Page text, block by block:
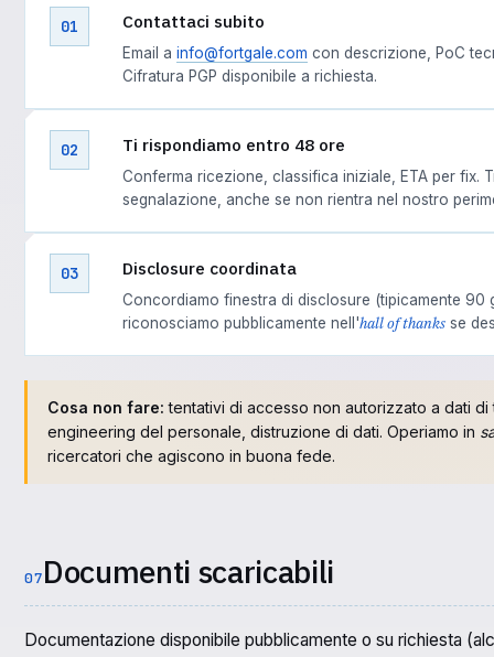
01 Contattaci subito
Email a info@fortgale.com con descrizione, PoC
Cifratura PGP disponibile a richiesta.
02 Ti rispondiamo entro 48 ore
Conferma ricezione, classifica iniziale, ETA per fix.
segnalazione, anche se non rientra nel nostro
03 Disclosure coordinata
Concordiamo finestra di disclosure (tipicamente 90
riconosciamo pubblicamente nell'hall of thanks se
Cosa non fare: tentativi di accesso non autorizzato a dati di
engineering del personale, distruzione di dati. Operiamo in
ricercatori che agiscono in buona fede.
07Documenti scaricabili
Documentazione disponibile pubblicamente o su richiesta